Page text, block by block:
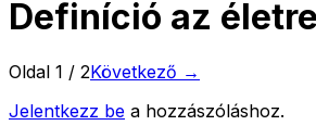
Definíció az életre
Oldal 1 / 2Következő →
Jelentkezz be a hozzászóláshoz.